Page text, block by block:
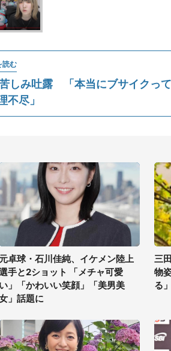
読む
しみ吐露 「本当にブサイクっ
不尽」
元卓球・石川佳純、イケメン陸上
手と2ショット 「メチャ可愛
い」「かわいい笑顔」「美男美
」話題に
三
物
る